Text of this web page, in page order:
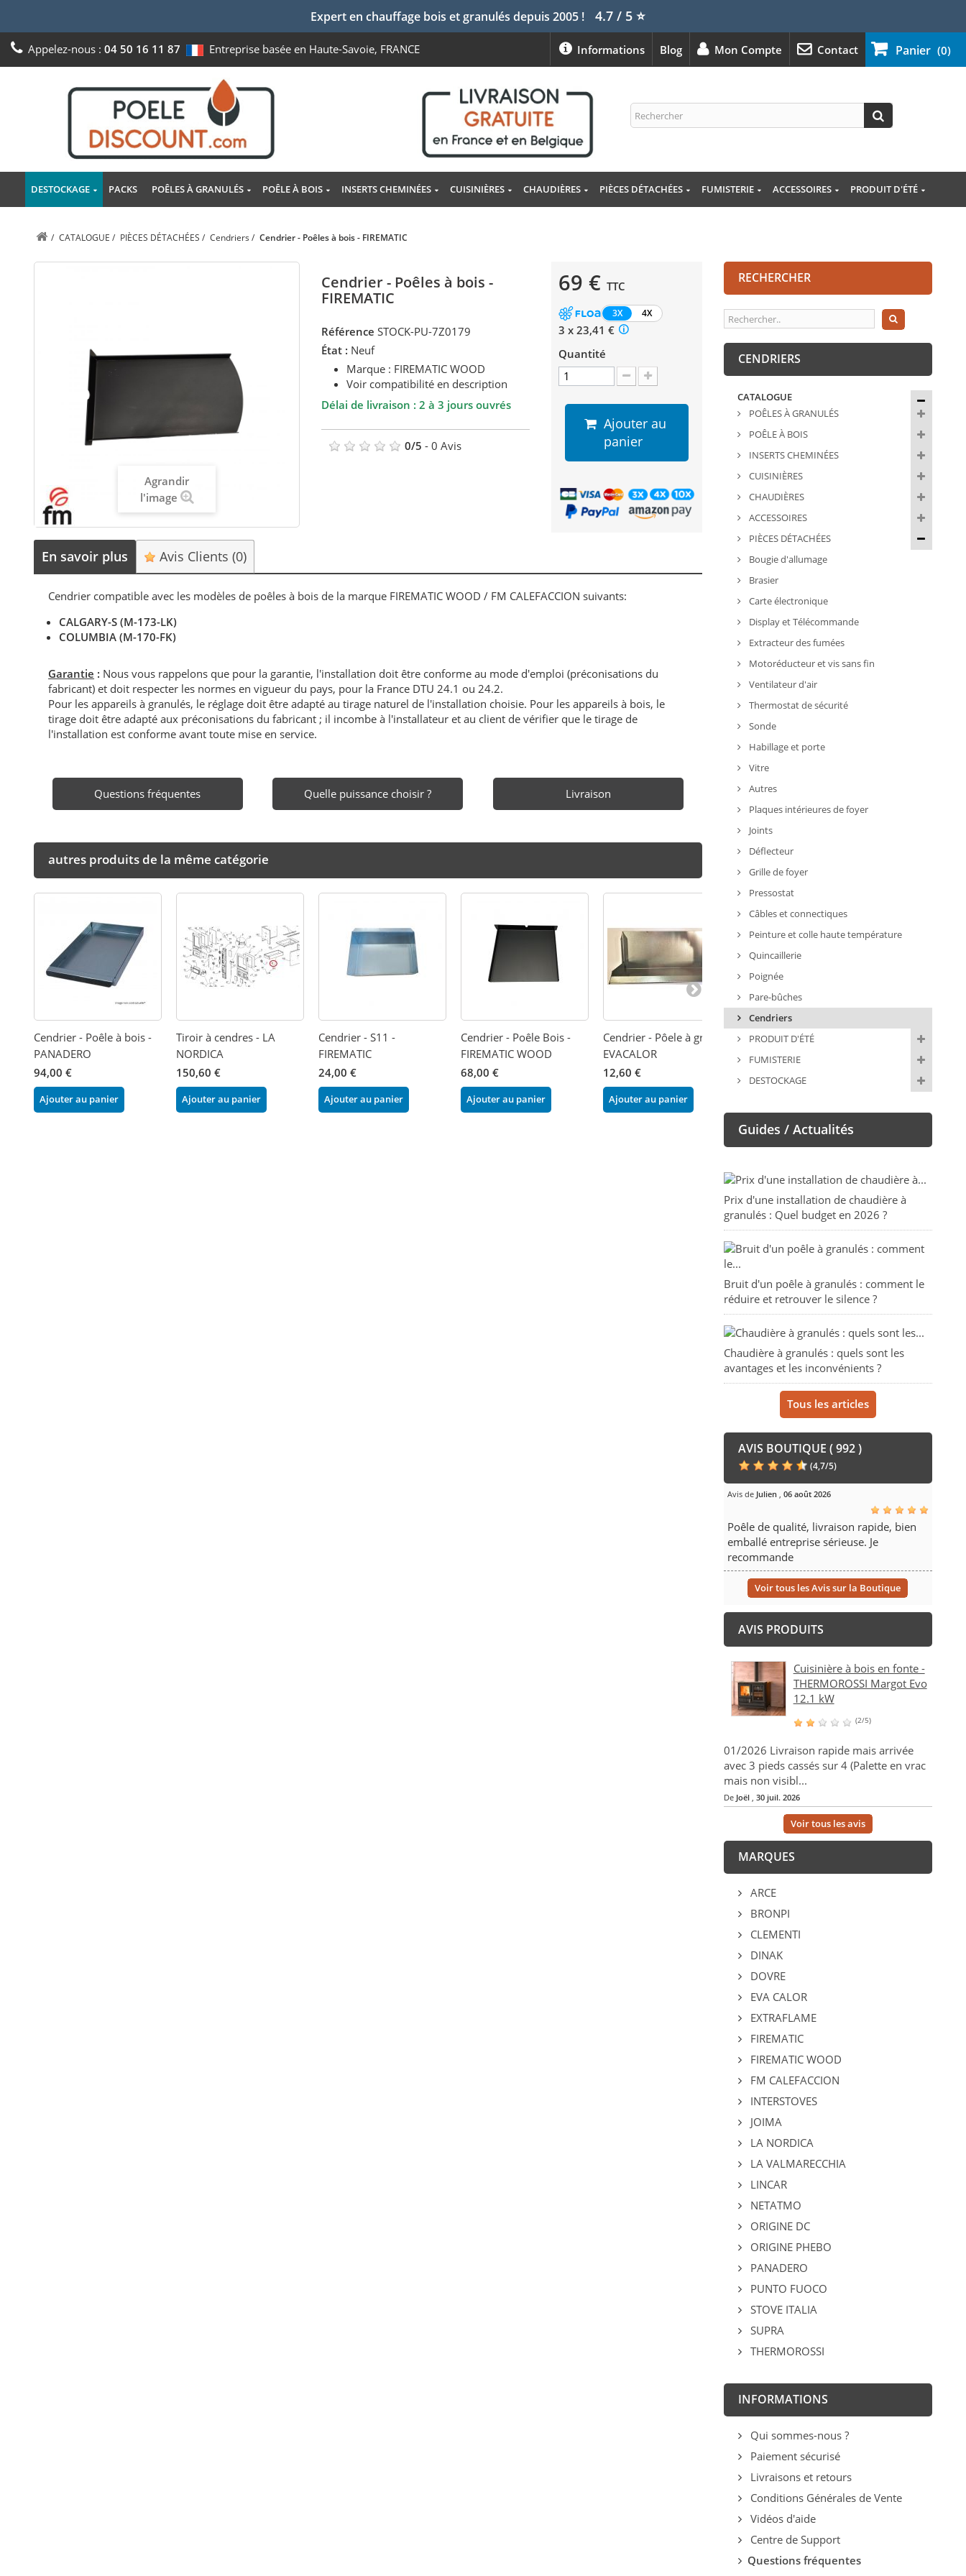
Expert en chauffage bois et granulés depuis 2005 ! 4.7 / 5⭐
Panier (0)
Appelez-nous : 04 50 16 11 87 Entreprise basée en Haute-Savoie, FRANCE Contact
Mon Compte
Blog
Informations
DESTOCKAGE PACKS POÊLES À GRANULÉS POÊLE À BOIS INSERTS CHEMINÉES CUISINIÈRES CHAUDIÈRES PIÈCES DÉTACHÉES FUMISTERIE ACCESSOIRES PRODUIT D'ÉTÉ
/ CATALOGUE / PIÈCES DÉTACHÉES / Cendriers / Cendrier - Poêles à bois - FIREMATIC
Agrandir
l'image
Cendrier - Poêles à bois -
FIREMATIC
Référence STOCK-PU-7Z0179
État : Neuf
Marque : FIREMATIC WOOD
Voir compatibilité en description
Délai de livraison : 2 à 3 jours ouvrés
0/5 - 0 Avis
69 € TTC
3X 4X
3 x 23,41 €
Quantité
Ajouter au
panier
En savoir plus Avis Clients(0)
Cendrier compatible avec les modèles de poêles à bois de la marque FIREMATIC WOOD / FM CALEFACCION suivants:
CALGARY-S (M-173-LK)
COLUMBIA (M-170-FK)
Garantie : Nous vous rappelons que pour la garantie, l'installation doit être conforme au mode d'emploi (préconisations du
fabricant) et doit respecter les normes en vigueur du pays, pour la France DTU 24.1 ou 24.2.
Pour les appareils à granulés, le réglage doit être adapté au tirage naturel de l'installation choisie. Pour les appareils à bois, le
tirage doit être adapté aux préconisations du fabricant ; il incombe à l'installateur et au client de vérifier que le tirage de
l'installation est conforme avant toute mise en service.
Questions fréquentes Quelle puissance choisir ? Livraison
autres produits de la même catégorie
Cendrier - Poêle à bois -
PANADERO
94,00 €
Ajouter au panier
Tiroir à cendres - LA
NORDICA
150,60 €
Ajouter au panier
Cendrier - S11 -
FIREMATIC
24,00 €
Ajouter au panier
Cendrier - Poêle Bois -
FIREMATIC WOOD
68,00 €
Ajouter au panier
Cendrier - Pôele à granule
EVACALOR
12,60 €
Ajouter au panier
Cendrier - C9/C7/R9/
EC7/EC9/O7/O9 -
24,00 €
Ajouter au panier
Cendrier -
145,20 €
Ajouter au
RECHERCHER
CENDRIERS
CATALOGUE
POÊLES À GRANULÉS
POÊLE À BOIS
INSERTS CHEMINÉES
CUISINIÈRES
CHAUDIÈRES
ACCESSOIRES
PIÈCES DÉTACHÉES
Bougie d'allumage
Brasier
Carte électronique
Display et Télécommande
Extracteur des fumées
Motoréducteur et vis sans fin
Ventilateur d'air
Thermostat de sécurité
Sonde
Habillage et porte
Vitre
Autres
Plaques intérieures de foyer
Joints
Déflecteur
Grille de foyer
Pressostat
Câbles et connectiques
Peinture et colle haute température
Quincaillerie
Poignée
Pare-bûches
Cendriers
PRODUIT D'ÉTÉ
FUMISTERIE
DESTOCKAGE
Guides / Actualités
Prix d'une installation de chaudière à
granulés : Quel budget en 2026 ?
Bruit d'un poêle à granulés : comment le
réduire et retrouver le silence ?
Chaudière à granulés : quels sont les
avantages et les inconvénients ?
Tous les articles
AVIS BOUTIQUE ( 992 )
(4,7/5)
Avis de Julien, 06 août 2026
Poêle de qualité, livraison rapide, bien
emballé entreprise sérieuse. Je
recommande
Voir tous les Avis sur la Boutique
AVIS PRODUITS
Cuisinière à bois en fonte -
THERMOROSSI Margot Evo
12.1 kW
(2/5)
01/2026 Livraison rapide mais arrivée
avec 3 pieds cassés sur 4 (Palette en vrac
mais non visibl...
De Joël, 30 juil. 2026
Voir tous les avis
MARQUES
ARCE
BRONPI
CLEMENTI
DINAK
DOVRE
EVA CALOR
EXTRAFLAME
FIREMATIC
FIREMATIC WOOD
FM CALEFACCION
INTERSTOVES
JOIMA
LA NORDICA
LA VALMARECCHIA
LINCAR
NETATMO
ORIGINE DC
ORIGINE PHEBO
PANADERO
PUNTO FUOCO
STOVE ITALIA
SUPRA
THERMOROSSI
INFORMATIONS
Qui sommes-nous ?
Paiement sécurisé
Livraisons et retours
Conditions Générales de Vente
Vidéos d'aide
Centre de Support
Questions fréquentes